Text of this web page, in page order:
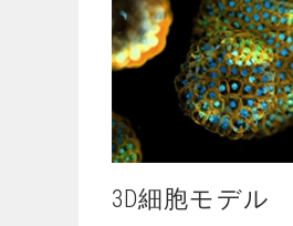
3D細胞モデル